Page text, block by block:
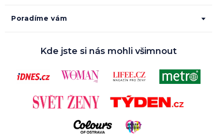
Poradíme vám
Kde jste si nás mohli všimnout